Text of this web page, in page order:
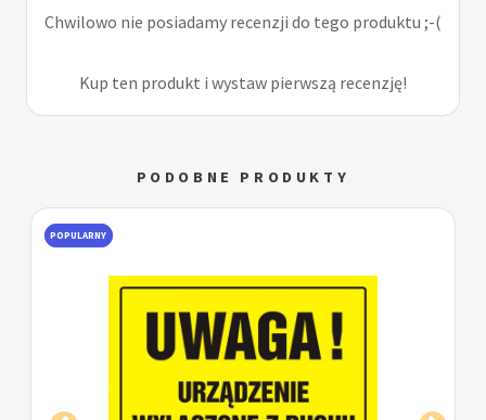
Chwilowo nie posiadamy recenzji do tego produktu ;-(
Kup ten produkt i wystaw pierwszą recenzję!
PODOBNE PRODUKTY
POPULARNY